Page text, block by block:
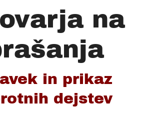
na
in prikaz
dejstev